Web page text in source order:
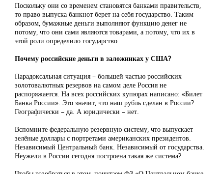
Поскольку они со временем становятся банками правительств,
то право выпуска банкнот берет на себя государство. Таким
образом, бумажные деньги выполняют функцию денег не
потому, что они сами являются товарами, а потому, что их в
этой роли определило государство.
Почему российские деньги в заложниках у США?
Парадоксальная ситуация – большей частью российских
золотовалютных резервов на самом деле Россия не
распоряжается. На всех российских купюрах написано: «Билет
Банка России». Это значит, что наш рубль сделан в России?
Географически – да. А юридически – нет.
Вспомните федеральную резервную систему, что выпускает
зелёные доллары с портретами американских президентов.
Независимый Центральный банк. Независимый от государства.
Неужели в России сегодня построена такая же система?